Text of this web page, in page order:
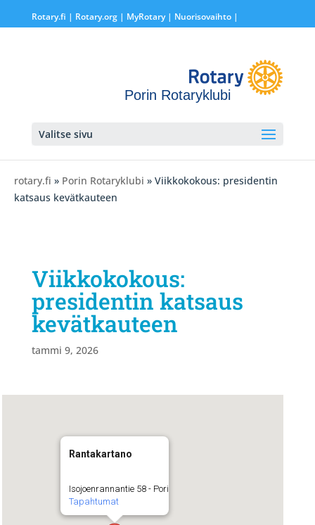
Rotary.fi | Rotary.org| MyRotary | Nuorisovaihto|
Porin Rotaryklubi
Valitse sivu
rotary.fi » Porin Rotaryklubi » Viikkokokous: presidentin
katsaus kevätkauteen
Viikkokokous:
presidentin katsaus
kevätkauteen
tammi 9, 2026
Rantakartano
Isojoenrannantie 58 - Pori
Tapahtumat